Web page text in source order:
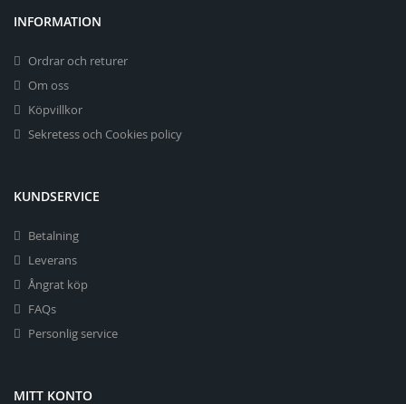
INFORMATION
Ordrar och returer
Om oss
Köpvillkor
Sekretess och Cookies policy
KUNDSERVICE
Betalning
Leverans
Ångrat köp
FAQs
Personlig service
MITT KONTO